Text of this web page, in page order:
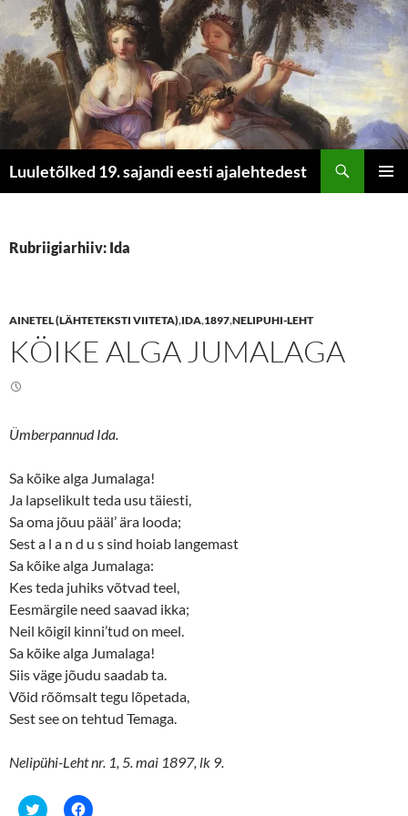
Luuletõlked 19. sajandi eesti ajalehtedest
Rubriigiarhiiv: Ida
AINETEL (LÄHTETEKSTI VIITETA),IDA,1897,NELIPUHI-LEHT
KÖIKE ALGA JUMALAGA
Ümberpannud Ida.
Sa kõike alga Jumalaga!
Ja lapselikult teda usu täiesti,
Sa oma jõuu pääl’ ära looda;
Sest a l a n d u s sind hoiab langemast
Sa kõike alga Jumalaga:
Kes teda juhiks võtvad teel,
Eesmärgile need saavad ikka;
Neil kõigil kinni’tud on meel.
Sa kõike alga Jumalaga!
Siis väge jõudu saadab ta.
Võid rõõmsalt tegu lõpetada,
Sest see on tehtud Temaga.
Nelipühi-Leht nr. 1, 5. mai 1897, lk 9.
C C